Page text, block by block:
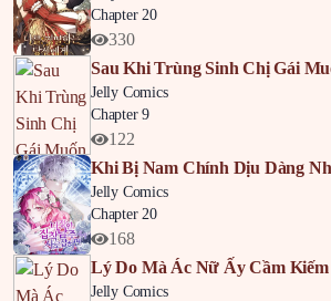
Chapter 20
330
Jelly Comics
Chapter 9
122
Jelly Comics
Chapter 20
168
Lý Do Mà Ác Nữ Ấy Cầm Kiếm
Jelly Comics